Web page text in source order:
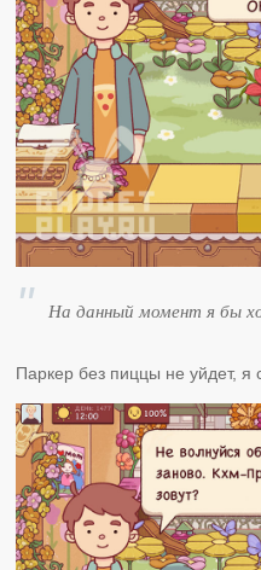
На данный момент я бы
Паркер без пиццы не уйдет, я